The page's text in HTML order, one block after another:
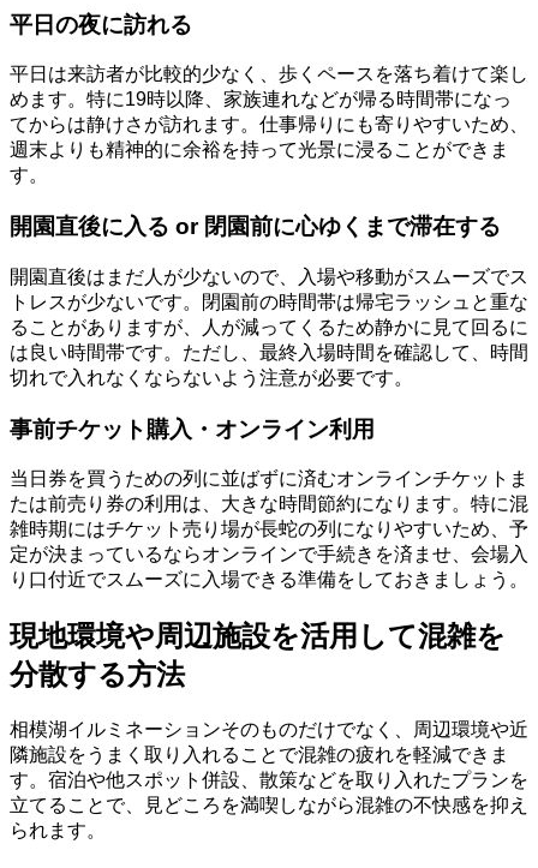
平日の夜に訪れる
平日は来訪者が比較的少なく、歩くペースを落ち着けて楽し
めます。特に19時以降、家族連れなどが帰る時間帯になっ
てからは静けさが訪れます。仕事帰りにも寄りやすいため、
週末よりも精神的に余裕を持って光景に浸ることができま
す。
開園直後に入る or 閉園前に心ゆくまで滞在する
開園直後はまだ人が少ないので、入場や移動がスムーズでス
トレスが少ないです。閉園前の時間帯は帰宅ラッシュと重な
ることがありますが、人が減ってくるため静かに見て回るに
は良い時間帯です。ただし、最終入場時間を確認して、時間
切れで入れなくならないよう注意が必要です。
事前チケット購入・オンライン利用
当日券を買うための列に並ばずに済むオンラインチケットま
たは前売り券の利用は、大きな時間節約になります。特に混
雑時期にはチケット売り場が長蛇の列になりやすいため、予
定が決まっているならオンラインで手続きを済ませ、会場入
り口付近でスムーズに入場できる準備をしておきましょう。
現地環境や周辺施設を活用して混雑を
分散する方法
相模湖イルミネーションそのものだけでなく、周辺環境や近
隣施設をうまく取り入れることで混雑の疲れを軽減できま
す。宿泊や他スポット併設、散策などを取り入れたプランを
立てることで、見どころを満喫しながら混雑の不快感を抑え
られます。